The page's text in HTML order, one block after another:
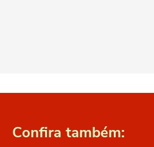
Confira também: